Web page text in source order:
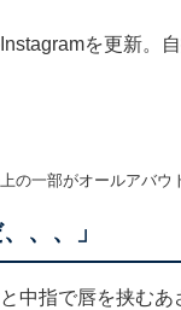
を更新。
一部がオールアバウ
、、」
中指で唇を挟むあ